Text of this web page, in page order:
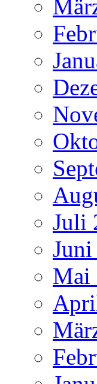
Juli
Mai